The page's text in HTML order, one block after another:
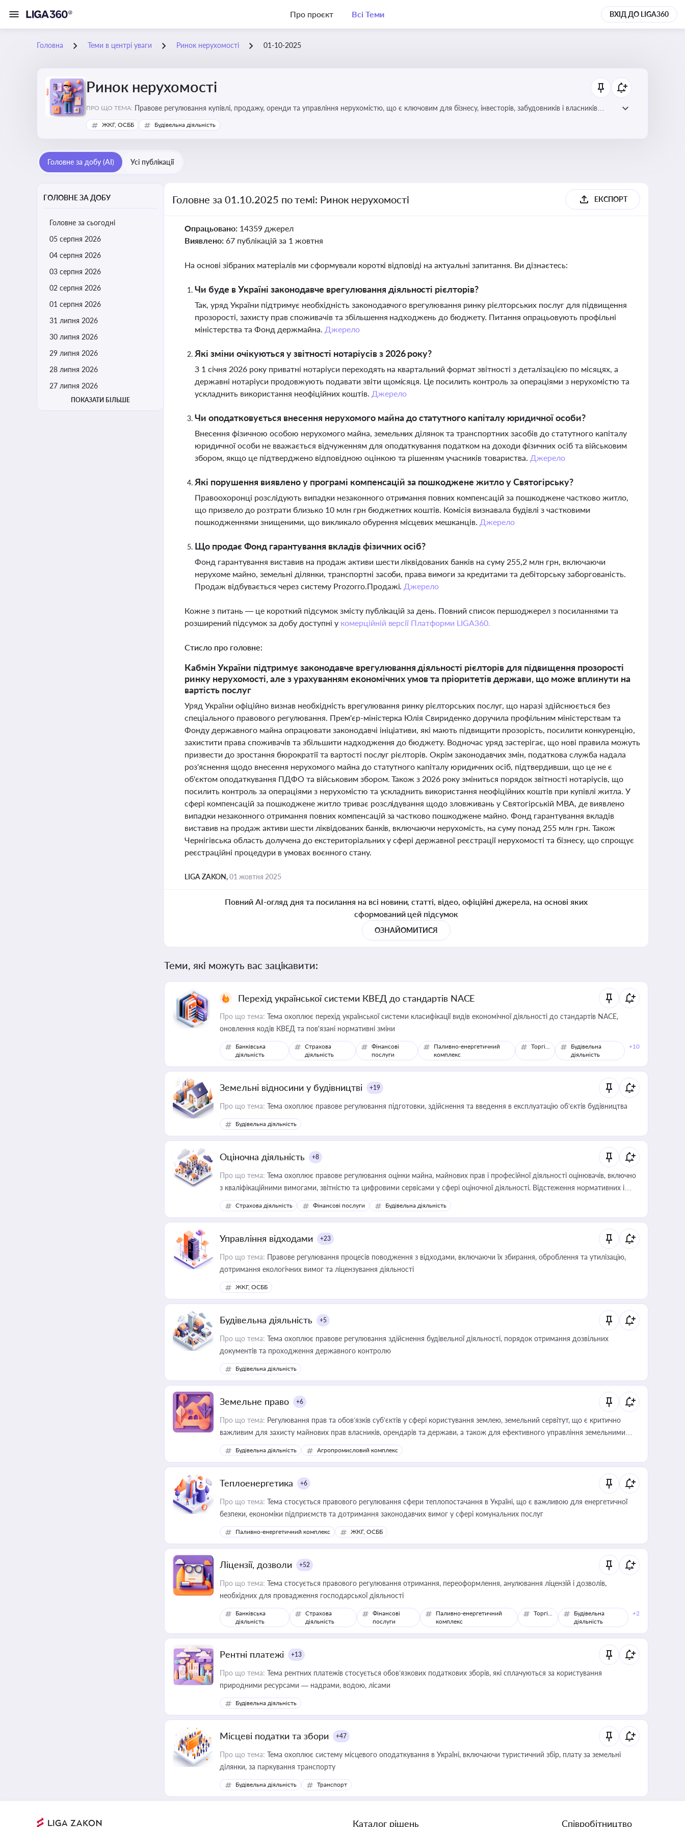
Про проєкт Всі Теми ВХІД ДО LIGA360
Головна Теми в центрі уваги Ринок нерухомості 01-10-2025
Ринок нерухомості
ПРО ЩО ТЕМА: Правове регулювання купівлі, продажу, оренди та управління нерухомістю, що є ключовим для бізнесу, інвесторів, забудовників і власників
об’єктів майна
ЖКГ, ОСББ Будівельна діяльність
Головне за добу (AI) Усі публікації
ГОЛОВНЕ ЗА ДОБУ
Головне за сьогодні
05 серпня 2026
04 серпня 2026
03 серпня 2026
02 серпня 2026
01 серпня 2026
31 липня 2026
30 липня 2026
29 липня 2026
28 липня 2026
27 липня 2026
ПОКАЗАТИ БІЛЬШЕ
Головне за 01.10.2025 по темі: Ринок нерухомості ЕКСПОРТ
Опрацьовано: 14359 джерел
Виявлено: 67 публікацій за 1 жовтня
На основі зібраних матеріалів ми сформували короткі відповіді на актуальні запитання. Ви дізнаєтесь:
Чи буде в Україні законодавче врегулювання діяльності рієлторів?
Так, уряд України підтримує необхідність законодавчого врегулювання ринку рієлторських послуг для підвищення
прозорості, захисту прав споживачів та збільшення надходжень до бюджету. Питання опрацьовують профільні
міністерства та Фонд держмайна. Джерело
Які зміни очікуються у звітності нотаріусів з 2026 року?
З 1 січня 2026 року приватні нотаріуси переходять на квартальний формат звітності з деталізацією по місяцях, а
державні нотаріуси продовжують подавати звіти щомісяця. Це посилить контроль за операціями з нерухомістю та
ускладнить використання неофіційних коштів. Джерело
Чи оподатковується внесення нерухомого майна до статутного капіталу юридичної особи?
Внесення фізичною особою нерухомого майна, земельних ділянок та транспортних засобів до статутного капіталу
юридичної особи не вважається відчуженням для оподаткування податком на доходи фізичних осіб та військовим
збором, якщо це підтверджено відповідною оцінкою та рішенням учасників товариства. Джерело
Які порушення виявлено у програмі компенсацій за пошкоджене житло у Святогірську?
Правоохоронці розслідують випадки незаконного отримання повних компенсацій за пошкоджене частково житло,
що призвело до розтрати близько 10 млн грн бюджетних коштів. Комісія визнавала будівлі з частковими
пошкодженнями знищеними, що викликало обурення місцевих мешканців. Джерело
Що продає Фонд гарантування вкладів фізичних осіб?
Фонд гарантування виставив на продаж активи шести ліквідованих банків на суму 255,2 млн грн, включаючи
нерухоме майно, земельні ділянки, транспортні засоби, права вимоги за кредитами та дебіторську заборгованість.
Продаж відбувається через систему Prozorro.Продажі. Джерело
Кожне з питань — це короткий підсумок змісту публікацій за день. Повний список першоджерел з посиланнями та
розширений підсумок за добу доступні у комерційній версії Платформи LIGA360.
Стисло про головне:
Кабмін України підтримує законодавче врегулювання діяльності рієлторів для підвищення прозорості
ринку нерухомості, але з урахуванням економічних умов та пріоритетів держави, що може вплинути на
вартість послуг
Уряд України офіційно визнав необхідність врегулювання ринку рієлторських послуг, що наразі здійснюється без
спеціального правового регулювання. Прем'єр-міністерка Юлія Свириденко доручила профільним міністерствам та
Фонду державного майна опрацювати законодавчі ініціативи, які мають підвищити прозорість, посилити конкуренцію,
захистити права споживачів та збільшити надходження до бюджету. Водночас уряд застерігає, що нові правила можуть
призвести до зростання бюрократії та вартості послуг рієлторів. Окрім законодавчих змін, податкова служба надала
роз'яснення щодо внесення нерухомого майна до статутного капіталу юридичних осіб, підтвердивши, що це не є
об'єктом оподаткування ПДФО та військовим збором. Також з 2026 року зміниться порядок звітності нотаріусів, що
посилить контроль за операціями з нерухомістю та ускладнить використання неофіційних коштів при купівлі житла. У
сфері компенсацій за пошкоджене житло триває розслідування щодо зловживань у Святогірській МВА, де виявлено
випадки незаконного отримання повних компенсацій за частково пошкоджене майно. Фонд гарантування вкладів
виставив на продаж активи шести ліквідованих банків, включаючи нерухомість, на суму понад 255 млн грн. Також
Чернігівська область долучена до екстериторіальних у сфері державної реєстрації нерухомості та бізнесу, що спрощує
реєстраційні процедури в умовах воєнного стану.
LIGA ZAKON,01 жовтня 2025
Повний AI-огляд дня та посилання на всі новини, статті, відео, офіційні джерела, на основі яких
сформований цей підсумок
ОЗНАЙОМИТИСЯ
Теми, які можуть вас зацікавити:
Перехід української системи КВЕД до стандартів NACE
Про що тема: Тема охоплює перехід української системи класифікації видів економічної діяльності до стандартів NACE,
оновлення кодів КВЕД та пов'язані нормативні зміни
Банківська
діяльність
Страхова
діяльність
Фінансові
послуги
Паливно-енергетичний
комплекс
Торгівля
Будівельна
діяльність
+10
Земельні відносини у будівництві +19
Про що тема: Тема охоплює правове регулювання підготовки, здійснення та введення в експлуатацію об’єктів будівництва
Будівельна діяльність
Оціночна діяльність +8
Про що тема: Тема охоплює правове регулювання оцінки майна, майнових прав і професійної діяльності оцінювачів, включно
з кваліфікаційними вимогами, звітністю та цифровими сервісами у сфері оціночної діяльності. Відстеження нормативних і
медійних змін у цій сфері корисне для власника бізнесу, керівника, юриста або бухгалтера під час оподаткування,
приватизації, оренди державного майна, корпоративних угод і перевірки статусу суб'єктів оціночної діяльності
Страхова діяльність Фінансові послуги Будівельна діяльність
Управління відходами +23
Про що тема: Правове регулювання процесів поводження з відходами, включаючи їх збирання, оброблення та утилізацію,
дотримання екологічних вимог та ліцензування діяльності
ЖКГ, ОСББ
Будівельна діяльність +5
Про що тема: Тема охоплює правове регулювання здійснення будівельної діяльності, порядок отримання дозвільних
документів та проходження державного контролю
Будівельна діяльність
Земельне право +6
Про що тема: Регулювання прав та обов’язків суб’єктів у сфері користування землею, земельний сервітут, що є критично
важливим для захисту майнових прав власників, орендарів та держави, а також для ефективного управління земельними
ресурсами
Будівельна діяльність Агропромисловий комплекс
Теплоенергетика +6
Про що тема: Тема стосується правового регулювання сфери теплопостачання в Україні, що є важливою для енергетичної
безпеки, економіки підприємств та дотримання законодавчих вимог у сфері комунальних послуг
Паливно-енергетичний комплекс ЖКГ, ОСББ
Ліцензії, дозволи +52
Про що тема: Тема стосується правового регулювання отримання, переоформлення, анулювання ліцензій і дозволів,
необхідних для провадження господарської діяльності
Банківська
діяльність
Страхова
діяльність
Фінансові
послуги
Паливно-енергетичний
комплекс
Торгівля
Будівельна
діяльність
+2
Рентні платежі +13
Про що тема: Тема рентних платежів стосується обов’язкових податкових зборів, які сплачуються за користування
природними ресурсами — надрами, водою, лісами
Будівельна діяльність
Місцеві податки та збори +47
Про що тема: Тема охоплює систему місцевого оподаткування в Україні, включаючи туристичний збір, плату за земельні
ділянки, за паркування транспорту
Будівельна діяльність Транспорт
Каталог рішень Співробітництво